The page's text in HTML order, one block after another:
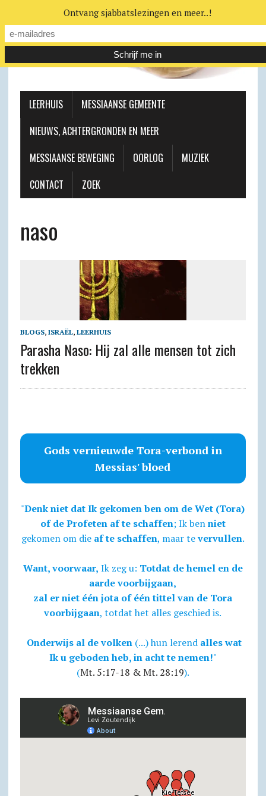
LEERHUIS
MESSIAANSE GEMEENTE
NIEUWS, ACHTERGRONDEN EN MEER
MESSIAANSE BEWEGING
OORLOG
MUZIEK
CONTACT
ZOEK
naso
BLOGS, ISRAËL, LEERHUIS
Parasha Naso: Hij zal alle mensen tot zich
trekken
Gods vernieuwde Tora-verbond in
Messias' bloed
"Denk niet dat Ik gekomen ben om de Wet (Tora)
of de Profeten af te schaffen; Ik benniet
gekomen om die af te schaffen, maar tevervullen.
Want, voorwaar, Ik zeg u: Totdat de hemel en de
aarde voorbijgaan,
zal er niet één jota of één tittel van de Tora
voorbijgaan, totdat het alles geschied is.
Onderwijs al de volken(...) hun lerend alles wat
Ik u geboden heb, in acht te nemen!"
(Mt. 5:17-18 & Mt. 28:19).
Ontvang sjabbatslezingen en meer..!